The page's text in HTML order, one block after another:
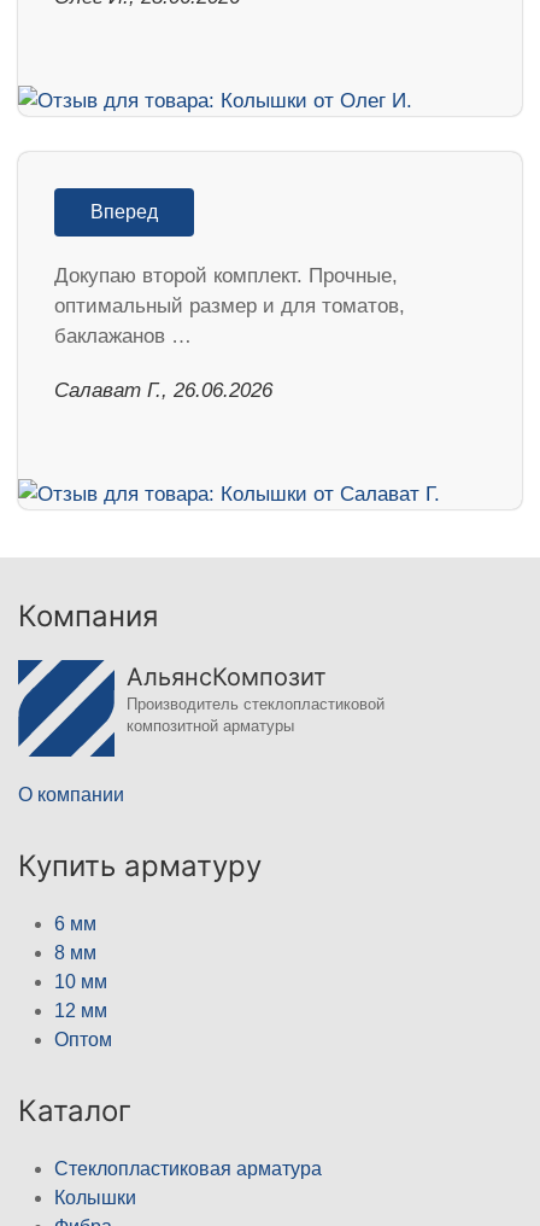
Вперед
Докупаю второй комплект. Прочные,
оптимальный размер и для томатов,
баклажанов …
Салават Г., 26.06.2026
Компания
АльянсКомпозит
Производитель стеклопластиковой
композитной арматуры
О компании
Купить арматуру
6 мм
8 мм
10 мм
12 мм
Оптом
Каталог
Стеклопластиковая арматура
Колышки